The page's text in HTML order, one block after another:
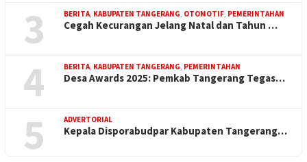
3 BERITA KABUPATEN TANGERANG OTOMOTIF PEMERINTAHAN
Cegah Kecurangan Jelang Natal dan Tahun …
4 BERITA KABUPATEN TANGERANG PEMERINTAHAN
Desa Awards 2025: Pemkab Tangerang Tegas…
5 ADVERTORIAL
Kepala Disporabudpar Kabupaten Tangerang…